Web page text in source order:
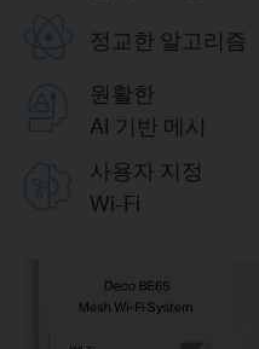
정교한 알고리즘
원활한
AI 기반 메시
사용자 지정
Wi-Fi